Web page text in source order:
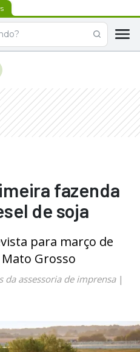
fazenda
de soja
para março de
Grosso
da assessoria de imprensa|